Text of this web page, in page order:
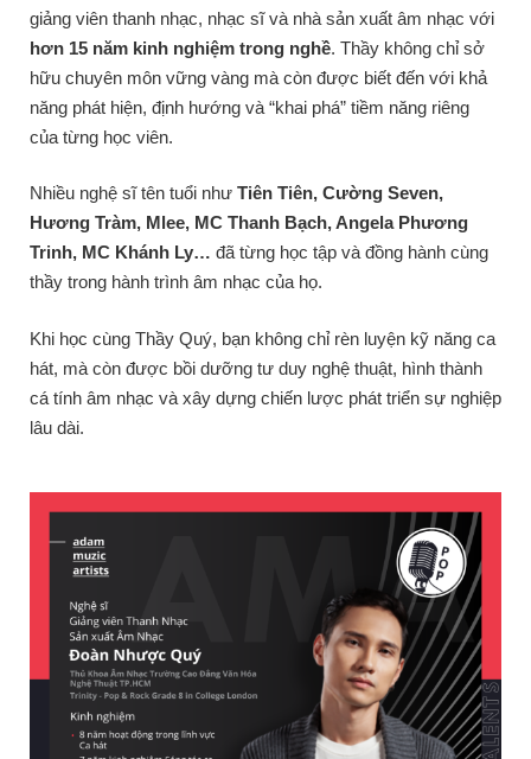
giảng viên thanh nhạc, nhạc sĩ và nhà sản xuất âm nhạc với
hơn 15 năm kinh nghiệm trong nghề. Thầy không chỉ sở
hữu chuyên môn vững vàng mà còn được biết đến với khả
năng phát hiện, định hướng và “khai phá” tiềm năng riêng
của từng học viên.
Nhiều nghệ sĩ tên tuổi như Tiên Tiên, Cường Seven,
Hương Tràm, Mlee, MC Thanh Bạch, Angela Phương
Trinh, MC Khánh Ly… đã từng học tập và đồng hành cùng
thầy trong hành trình âm nhạc của họ.
Khi học cùng Thầy Quý, bạn không chỉ rèn luyện kỹ năng ca
hát, mà còn được bồi dưỡng tư duy nghệ thuật, hình thành
cá tính âm nhạc và xây dựng chiến lược phát triển sự nghiệp
lâu dài.